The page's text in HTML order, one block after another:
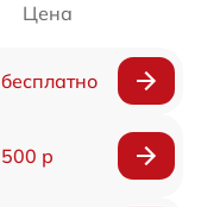
Цена
бесплатно
500 р